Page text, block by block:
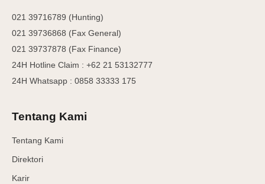
021 39716789 (Hunting)
021 39736868 (Fax General)
021 39737878 (Fax Finance)
24H Hotline Claim : +62 21 53132777
24H Whatsapp : 0858 33333 175
Tentang Kami
Tentang Kami
Direktori
Karir